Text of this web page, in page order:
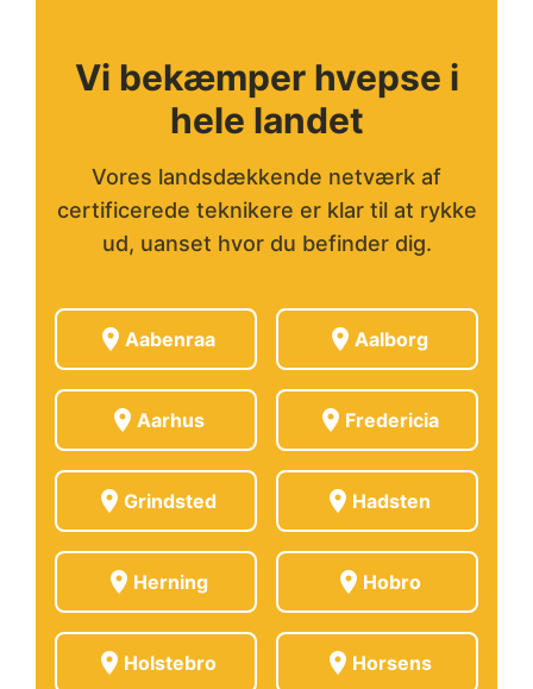
Vi bekæmper hvepse i
hele landet
Vores landsdækkende netværk af
certificerede teknikere er klar til at rykke
ud, uanset hvor du befinder dig.
location_on Aabenraa location_on Aalborg
location_on Aarhus location_on Fredericia
location_on Grindsted location_on Hadsten
location_on Herning location_on Hobro
location_on Holstebro location_on Horsens